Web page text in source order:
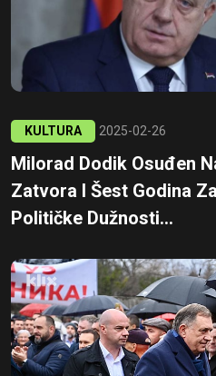
KULTURA 2025-02-26
Milorad Dodik Osuđen
Zatvora I Šest Godina
Političke Dužnosti...